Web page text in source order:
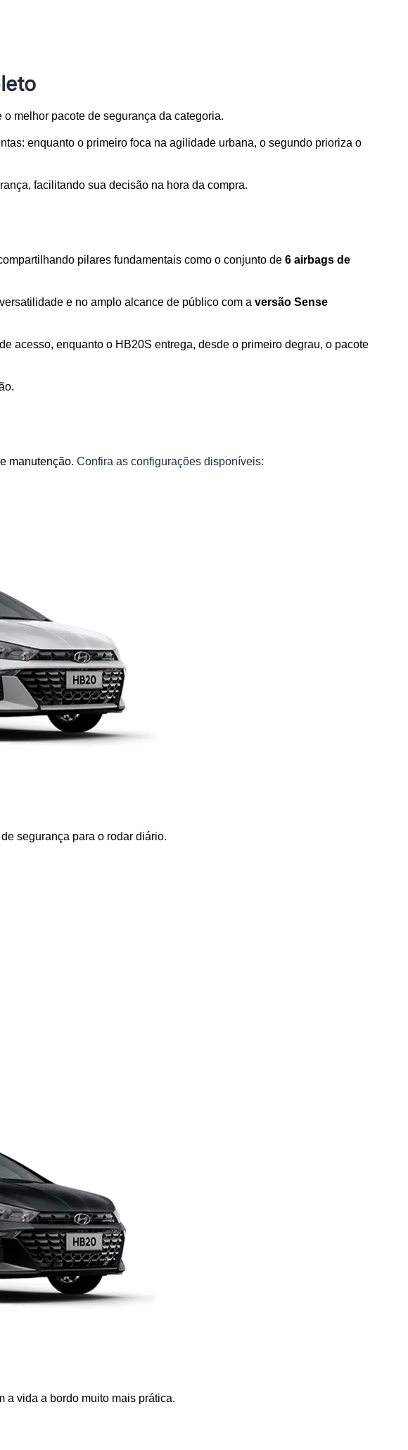
melhor pacote de segurança da categoria.
enquanto o primeiro foca na agilidade urbana, o segundo prioriza o
facilitando sua decisão na hora da compra.
pilares fundamentais como o conjunto de 6 airbags de
e no amplo alcance de público com a versão Sense
acesso, enquanto o HB20S entrega, desde o primeiro degrau, o pacote
manutenção. Confira as configurações disponíveis:
segurança para o rodar diário.
a vida a bordo muito mais prática.